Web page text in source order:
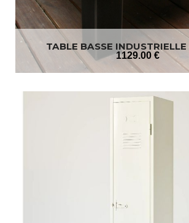
TABLE BASSE INDUSTRIELLE
1129.00 €